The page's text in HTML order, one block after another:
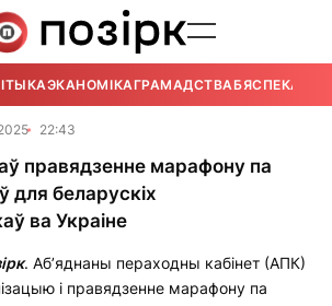
ЭКАНОМІКАГРАМАДСТВАБЯСПЕКА
22:43
правядзенне марафону па
для беларускіх
ва Украіне
. Аб’яднаны пераходны кабінет (АПК)
і правядзенне марафону па